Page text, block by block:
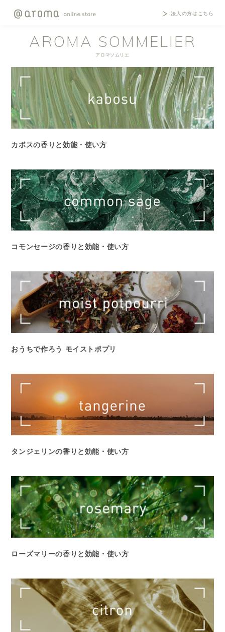
法人の方はこちら
AROMA SOMMELIER
アロマソムリエ
カボスの香りと効能・使い方
コモンセージの香りと効能・使い方
おうちで作ろう モイストポプリ
タンジェリンの香りと効能・使い方
ローズマリーの香りと効能・使い方